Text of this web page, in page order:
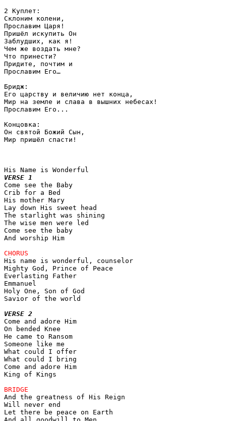
2 Куплет:
Склоним колени,
Прославим Царя!
Пришёл искупить Он
Заблудших, как я!
Чем же воздать мне?
Что принести?
Придите, почтим и
Прославим Его…
Бридж:
Его царству и величию нет конца,
Мир на земле и слава в вышних небесах!
Прославим Его...
Концовка:
Он святой Божий Сын,
Мир пришёл спасти!
VERSE 1
Come see the Baby
Crib for a Bed
His mother Mary
Lay down His sweet head
The starlight was shining
The wise men were led
Come see the baby
And worship Him
His name is wonderful, counselor
Mighty God, Prince of Peace
Everlasting Father
Emmanuel
Holy One, Son of God
Savior of the world
VERSE 2
Come and adore Him
On bended Knee
He came to Ransom
Someone like me
What could I offer
What could I bring
Come and adore Him
King of Kings
And the greatness of His Reign
Will never end
Let there be peace on Earth